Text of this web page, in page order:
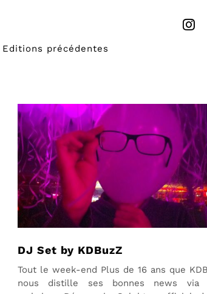
Editions précédentes
DJ Set by KDBuzZ
Tout le week-end Plus de 16 ans que
nous distille ses bonnes news via